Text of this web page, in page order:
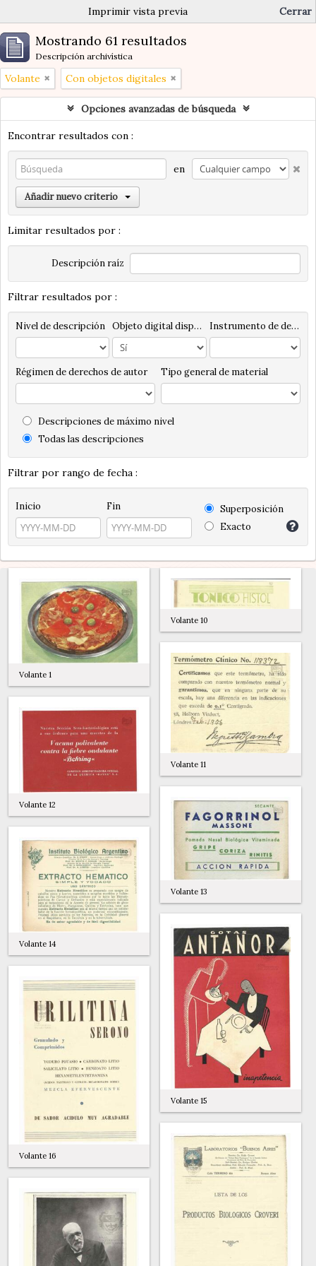
Imprimir vista previa Cerrar
Mostrando 61 resultados
Descripción archivística
Volante Con objetos digitales
Opciones avanzadas de búsqueda
Encontrar resultados con :
en
Añadir nuevo criterio
Limitar resultados por :
Descripción raíz
Filtrar resultados por :
Nivel de descripción Objeto digital disponibles Instrumento de descripción
Régimen de derechos de autor Tipo general de material
Descripciones de máximo nivel
Todas las descripciones
Filtrar por rango de fecha :
Inicio Fin
Superposición
Exacto
Volante 1
Volante 10
Volante 11
Volante 12
Volante 13
Volante 14
Volante 15
Volante 16